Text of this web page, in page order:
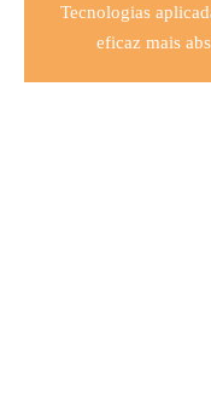
Tecnologias
eficaz mais